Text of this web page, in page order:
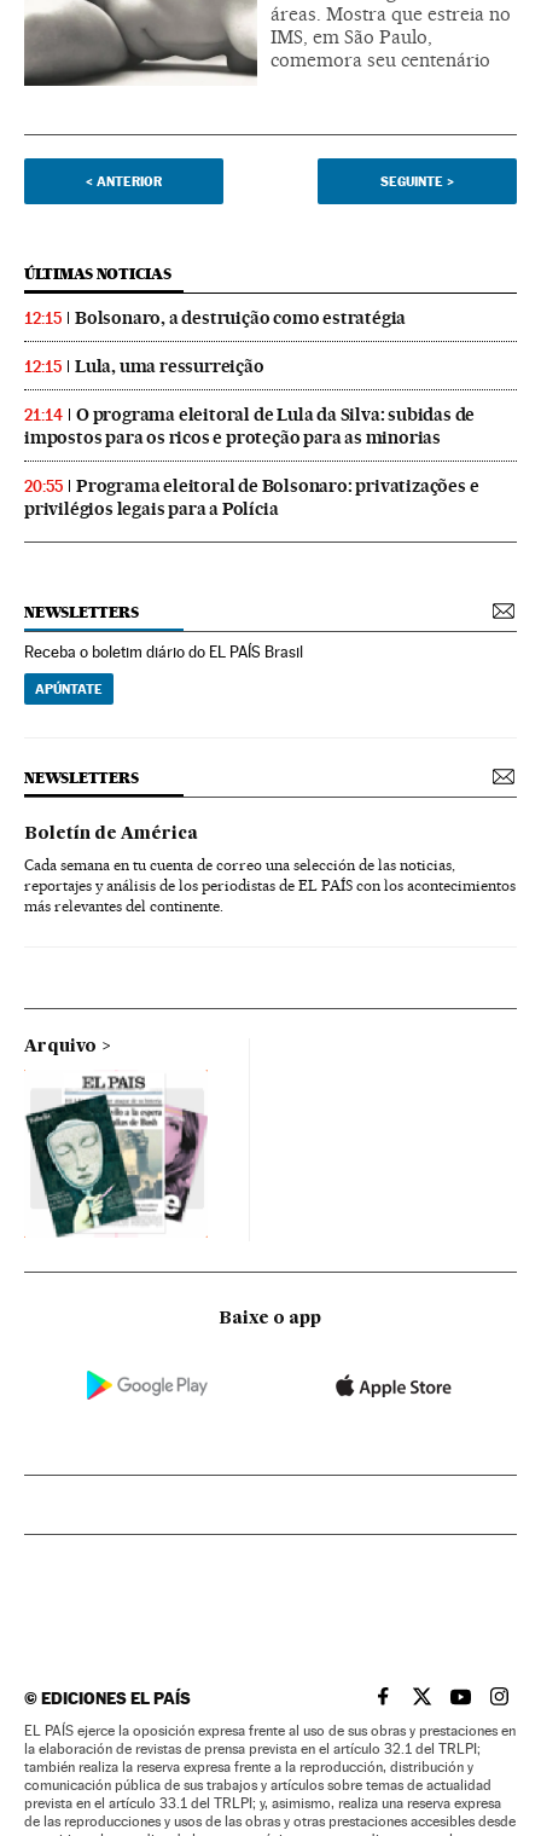
áreas. Mostra que estreia no
IMS, em São Paulo,
comemora seu centenário
< ANTERIOR SEGUINTE >
ÚLTIMAS NOTICIAS
12:15 Bolsonaro, a destruição como estratégia
12:15 Lula, uma ressurreição
21:14
O programa eleitoral de Lula da Silva: subidas de
impostos para os ricos e proteção para as minorias
20:55
Programa eleitoral de Bolsonaro: privatizações e
privilégios legais para a Polícia
NEWSLETTERS
Receba o boletim diário do EL PAÍS Brasil
APÚNTATE
NEWSLETTERS
Boletín de América
Cada semana en tu cuenta de correo una selección de las noticias,
reportajes y análisis de los periodistas de EL PAÍS con los acontecimientos
más relevantes del continente.
Arquivo
Baixe o app
©EDICIONES EL PAÍS EL PAÍS BRASIL EN
EL PAÍSEL PAÍS
EL
EL PAÍS ejerce la oposición expresa frente al uso de sus obras y prestaciones en
la elaboración de revistas de prensa prevista en el artículo 32.1 del TRLPI;
también realiza la reserva expresa frente a la reproducción, distribución y
comunicación pública de sus trabajos y artículos sobre temas de actualidad
prevista en el artículo 33.1 del TRLPI; y, asimismo, realiza una reserva expresa
de las reproducciones y usos de las obras y otras prestaciones accesibles desde